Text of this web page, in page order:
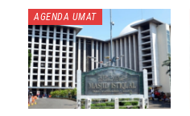
AGENDA UMAT